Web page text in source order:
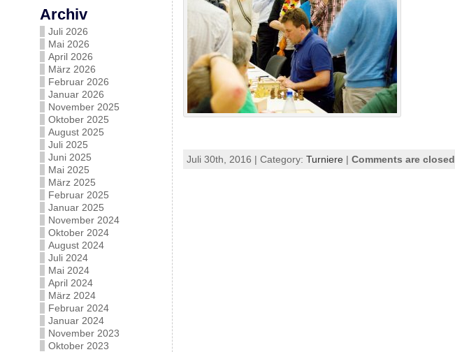
Archiv
Juli 2026
Mai 2026
April 2026
März 2026
Februar 2026
Januar 2026
November 2025
Oktober 2025
August 2025
Juli 2025
Juni 2025
Mai 2025
März 2025
Februar 2025
Januar 2025
November 2024
Oktober 2024
August 2024
Juli 2024
Mai 2024
April 2024
März 2024
Februar 2024
Januar 2024
November 2023
Oktober 2023
Juli 30th, 2016 | Category: Turniere | Comments are closed